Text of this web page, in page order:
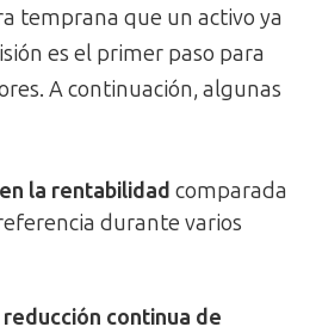
temprana que un activo ya
es el primer paso para
A continuación, algunas
la rentabilidad comparada
durante varios
reducción continua de